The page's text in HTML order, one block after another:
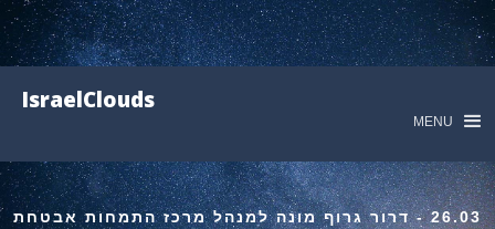
IsraelClouds
MENU
26.03 - דרור גרוף מונה למנהל מרכז התמחות אבטחת